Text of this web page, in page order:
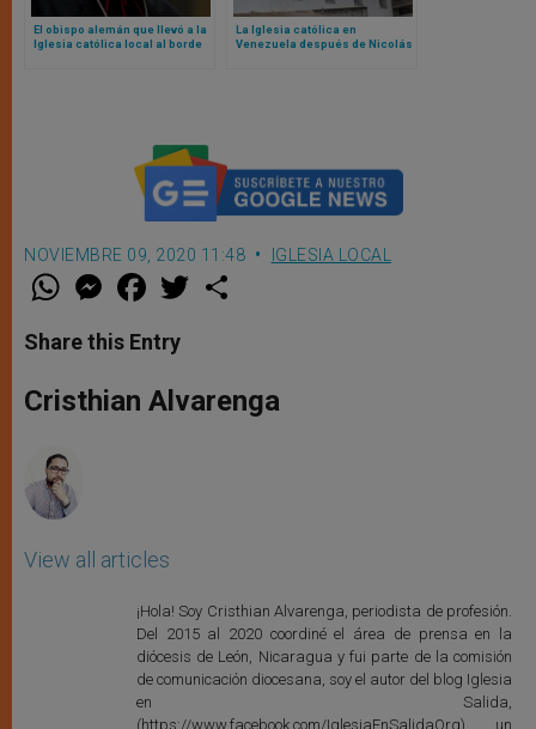
El obispo alemán que llevó a la
Iglesia católica local al borde
La Iglesia católica en
Venezuela después de Nicolás
NOVIEMBRE 09, 2020 11:48 IGLESIA LOCAL
W
t
s
p
p
M
e
s
e
g
e
F
a
e
b
o
k
w
r
Share this Entry
Cristhian Alvarenga
View all articles
¡Hola! Soy Cristhian Alvarenga, periodista de profesión.
Del 2015 al 2020 coordiné el área de prensa en la
diócesis de León, Nicaragua y fui parte de la comisión
de comunicación diocesana, soy el autor del blog Iglesia
en Salida,
(https://www.facebook.com/IglesiaEnSalidaOrg), un